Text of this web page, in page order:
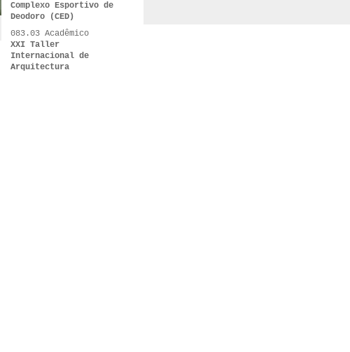
Complexo Esportivo de
Deodoro (CED)
083.03 Acadêmico
XXI Taller
Internacional de
Arquitectura